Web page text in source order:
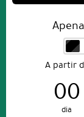
A partir
00
dia